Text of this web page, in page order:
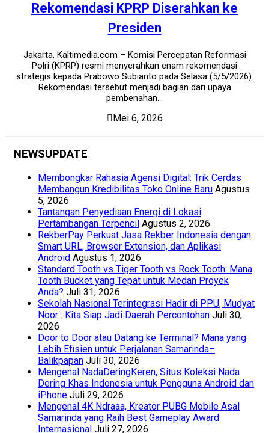
Rekomendasi KPRP Diserahkan ke
Presiden
Jakarta, Kaltimedia.com – Komisi Percepatan Reformasi
Polri (KPRP) resmi menyerahkan enam rekomendasi
strategis kepada Prabowo Subianto pada Selasa (5/5/2026).
Rekomendasi tersebut menjadi bagian dari upaya
pembenahan...
Mei 6, 2026
NEWSUPDATE
Membongkar Rahasia Agensi Digital: Trik Cerdas
Membangun Kredibilitas Toko Online Baru Agustus
5, 2026
Tantangan Penyediaan Energi di Lokasi
Pertambangan Terpencil Agustus 2, 2026
RekberPay Perkuat Jasa Rekber Indonesia dengan
Smart URL, Browser Extension, dan Aplikasi
Android Agustus 1, 2026
Standard Tooth vs Tiger Tooth vs Rock Tooth: Mana
Tooth Bucket yang Tepat untuk Medan Proyek
Anda? Juli 31, 2026
Sekolah Nasional Terintegrasi Hadir di PPU, Mudyat
Noor : Kita Siap Jadi Daerah Percontohan Juli 30,
2026
Door to Door atau Datang ke Terminal? Mana yang
Lebih Efisien untuk Perjalanan Samarinda–
Balikpapan Juli 30, 2026
Mengenal NadaDeringKeren, Situs Koleksi Nada
Dering Khas Indonesia untuk Pengguna Android dan
iPhone Juli 29, 2026
Mengenal 4K Ndraaa, Kreator PUBG Mobile Asal
Samarinda yang Raih Best Gameplay Award
Internasional Juli 27, 2026